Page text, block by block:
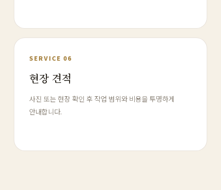
SERVICE 06
현장 견적
사진 또는 현장 확인 후 작업 범위와 비용을 투명하게
안내합니다.